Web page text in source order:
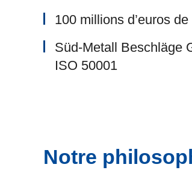
100 millions d’euros
Süd-Metall Beschläge
ISO 50001
Notre